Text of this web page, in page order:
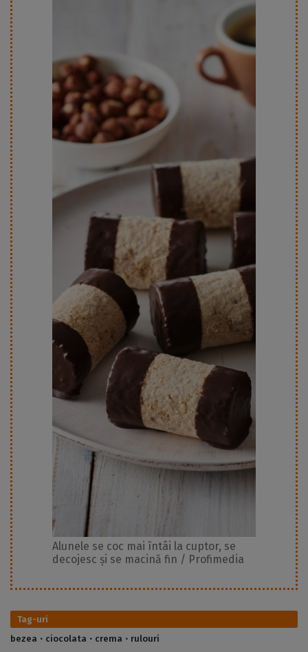
Alunele se coc mai întâi la cuptor, se
decojesc și se macină fin / Profimedia
Tag-uri
bezea
ciocolata crema rulouri